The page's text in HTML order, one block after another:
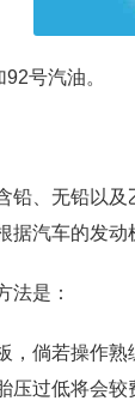
号汽油。
铅、无铅以
据汽车的发动
法是：
，倘若操作
压过低将会